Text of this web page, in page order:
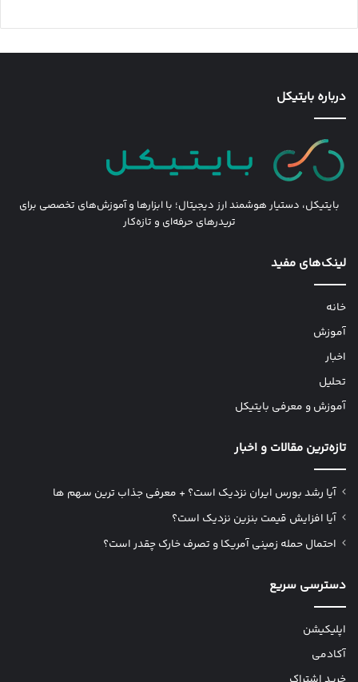
درباره بایتیکل
بایتیکل، دستیار هوشمند ارز دیجیتال؛ با ابزارها و آموزش‌های تخصصی برای
تریدرهای حرفه‌ای و تازه‌کار
لینک‌های مفید
خانه
آموزش
اخبار
تحلیل
آموزش و معرفی بایتیکل
تازه‌ترین مقالات و اخبار
آیا رشد بورس ایران نزدیک است؟ + معرفی جذاب ترین سهم ها
آیا افزایش قیمت بنزین نزدیک است؟
احتمال حمله زمینی آمریکا و تصرف خارک چقدر است؟
دسترسی سریع
اپلیکیشن
آکادمی